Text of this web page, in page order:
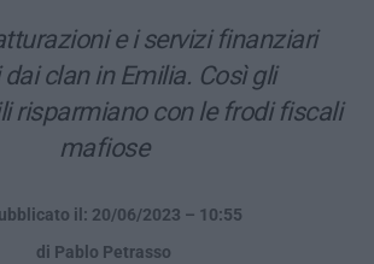
e i servizi finanziari
clan in Emilia. Così gli
risparmiano con le frodi fiscali
mafiose
il: 20/06/2023 – 10:55
di Pablo Petrasso